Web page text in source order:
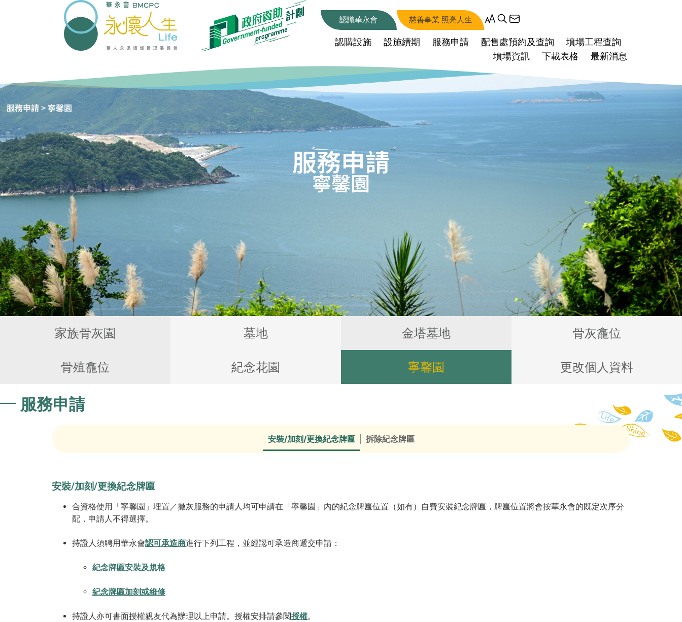
認識華永會 慈善事業 照亮人生
認購設施 設施續期 服務申請 配售處預約及查詢
墳場工程查詢
墳場資訊
下載表格 最新消息
服務申請> 寧馨園
服務申請
寧馨園
家族骨灰園 墓地 金塔墓地 骨灰龕位
骨殖龕位 紀念花園 寧馨園 更改個人資料
服務申請
安裝/加刻/更換紀念牌匾 拆除紀念牌匾
安裝/加刻/更換紀念牌匾
合資格使用「寧馨園」埋置／撒灰服務的申請人均可申請在「寧馨園」內的紀念牌匾位置（如有）自費安裝紀念牌匾，牌匾位置將會按華永會的既定次序分
配，申請人不得選擇。
持證人須聘用華永會認可承造商進行下列工程，並經認可承造商遞交申請：
紀念牌匾安裝及規格
紀念牌匾加刻或維修
持證人亦可書面授權親友代為辦理以上申請。授權安排請參閱授權。